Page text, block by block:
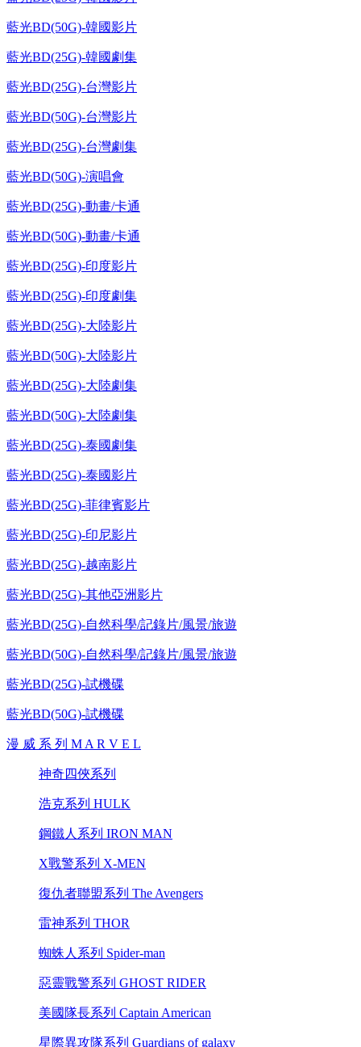
藍光BD(50G)-韓國影片
藍光BD(25G)-韓國劇集
藍光BD(25G)-台灣影片
藍光BD(50G)-台灣影片
藍光BD(25G)-台灣劇集
藍光BD(50G)-演唱會
藍光BD(25G)-動畫/卡通
藍光BD(50G)-動畫/卡通
藍光BD(25G)-印度影片
藍光BD(25G)-印度劇集
藍光BD(25G)-大陸影片
藍光BD(50G)-大陸影片
藍光BD(25G)-大陸劇集
藍光BD(50G)-大陸劇集
藍光BD(25G)-泰國劇集
藍光BD(25G)-泰國影片
藍光BD(25G)-菲律賓影片
藍光BD(25G)-印尼影片
藍光BD(25G)-越南影片
藍光BD(25G)-其他亞洲影片
藍光BD(25G)-自然科學/記錄片/風景/旅遊
藍光BD(50G)-自然科學/記錄片/風景/旅遊
藍光BD(25G)-試機碟
藍光BD(50G)-試機碟
漫 威 系 列 M A R V E L
神奇四俠系列
浩克系列 HULK
鋼鐵人系列 IRON MAN
X戰警系列 X-MEN
復仇者聯盟系列 The Avengers
雷神系列 THOR
蜘蛛人系列 Spider-man
惡靈戰警系列 GHOST RIDER
美國隊長系列 Captain American
星際異攻隊系列 Guardians of galaxy